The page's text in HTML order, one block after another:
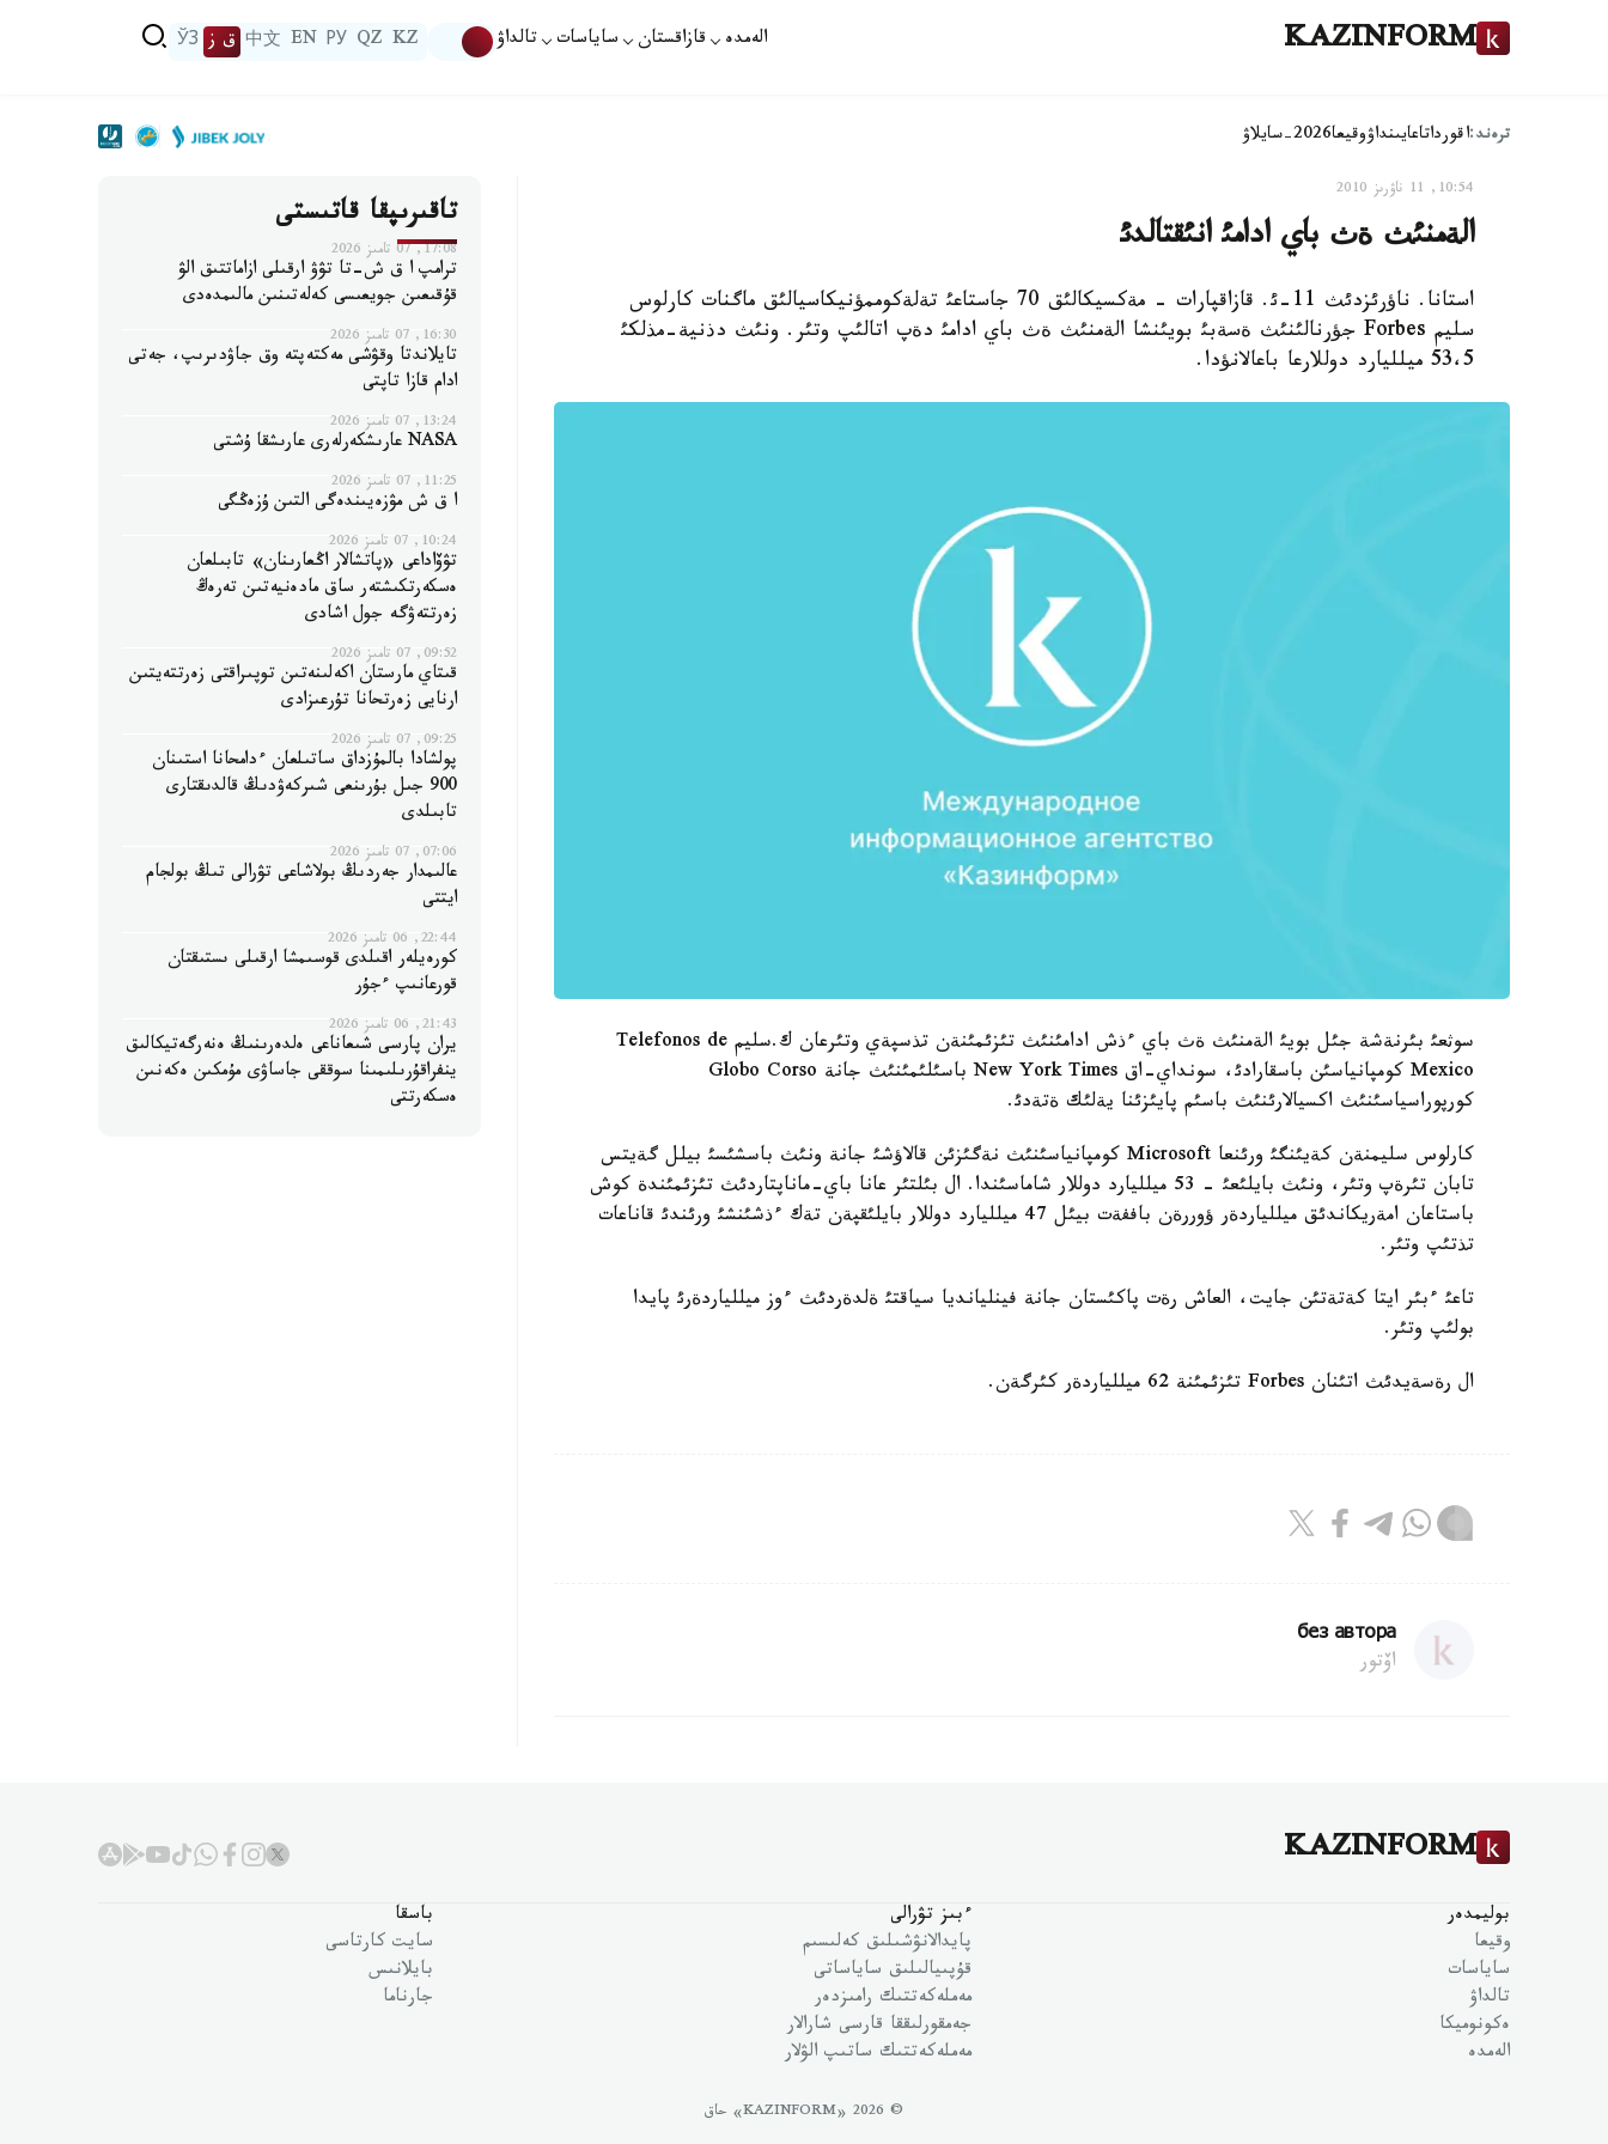
KAZINFORM الەمدە قازاقستان ساياسات تالداۋ KZ
QZ
РУ
EN
中文 ق ز ЎЗ
ترەند:اقورداتاعايىنداۋوقيعا2026-سايلاۋ
10:54, 11 ناۋرىز 2010
الةمنئث ةث باي ادامئ انئقتالدئ
استانا. ناؤرئزدئث 11-ئ. قازاقپارات - مةكسيكالئق 70 جاستاعئ تةلةكوممؤنيكاسيالئق ماگنات كارلوس
سليم Forbes جؤرنالئنئث ةسةبئ بويئنشا الةمنئث ةث باي ادامئ دةپ اتالئپ وتئر. ونئث دذنية-مذلكئ
53،5 ميلليارد دوللارعا باعالانؤدا.
سوثعئ بئرنةشة جئل بويئ الةمنئث ةث باي ءذش ادامئنئث تئزئمئنةن تذسپةي وتئرعان ك.سليم Telefonos de
Mexico كومپانياسئن باسقارادئ، سونداي-اق New York Times باسئلئمئنئث جانة Globo Corso
كورپوراسياسئنئث اكسيالارئنئث باسئم پايئزئنا يةلئك ةتةدئ.
كارلوس سليمنةن كةيئنگئ ورئنعا Microsoft كومپانياسئنئث نةگئزئن قالاؤشئ جانة ونئث باسشئسئ بيلل گةيتس
تابان تئرةپ وتئر، ونئث بايلئعئ - 53 ميلليارد دوللار شاماسئندا. ال بئلتئر عانا باي-ماناپتاردئث تئزئمئندة كوش
باستاعان امةريكاندئق ميللياردةر ؤوررةن باففةت بيئل 47 ميلليارد دوللار بايلئقپةن تةك ءذشئنشئ ورئندئ قاناعات
تذتئپ وتئر.
تاعئ ءبئر ايتا كةتةتئن جايت، العاش رةت پاكئستان جانة فينليانديا سياقتئ ةلدةردئث ءوز ميللياردةرئ پايدا
بولئپ وتئر.
ال رةسةيدئث اتئنان Forbes تئزئمئنة 62 ميللياردةر كئرگةن.
без автора
اۆتور
تاقىرىپقا قاتىستى
17:08, 07 تامىز 2026
ترامپ ا ق ش-تا تۋۋ ارقىلى ازاماتتىق الۋ
قۇقىعىن جويعىسى كەلەتىنىن مالىمدەدى
16:30, 07 تامىز 2026
تايلاندتا وقۋشى مەكتەپتە وق جاۋدىرىپ، جەتى
ادام قازا تاپتى
13:24, 07 تامىز 2026
NASA عارىشكەرلەرى عارىشقا ۇشتى
11:25, 07 تامىز 2026
ا ق ش مۋزەيىندەگى التىن ۇزەڭگى
10:24, 07 تامىز 2026
تۋۆاداعى «پاتشالار اڭعارىنان» تابىلعان
ەسكەرتكىشتەر ساق مادەنيەتىن تەرەڭ
زەرتتەۋگە جول اشادى
09:52, 07 تامىز 2026
قىتاي مارستان اكەلىنەتىن توپىراقتى زەرتتەيتىن
ارنايى زەرتحانا تۇرعىزادى
09:25, 07 تامىز 2026
پولشادا بالمۇزداق ساتىلعان ءدامحانا استىنان
900 جىل بۇرىنعى شىركەۋدىڭ قالدىقتارى
تابىلدى
07:06, 07 تامىز 2026
عالىمدار جەردىڭ بولاشاعى تۋرالى تىڭ بولجام
ايتتى
22:44, 06 تامىز 2026
كورەيلەر اقىلدى قوسىمشا ارقىلى ىستىقتان
قورعانىپ ءجۇر
21:43, 06 تامىز 2026
يران پارسى شىعاناعى ەلدەرىنىڭ ەنەرگەتيكالىق
ينفراقۇرىلىمىنا سوققى جاساۋى مۇمكىن ەكەنىن
ەسكەرتتى
KAZINFORM
بوليمدەر
وقيعا
ساياسات
تالداۋ
ەكونوميكا
الەمدە
ءبىز تۋرالى
پايدالانۋشىلىق كەلىسىم
قۇپىيالىلىق ساياساتى
مەملەكەتتىك رامىزدەر
جەمقورلىققا قارسى شارالار
مەملەكەتتىك ساتىپ الۋلار
باسقا
سايت كارتاسى
بايلانىس
جارناما
© 2026 «KAZINFORM» حاق